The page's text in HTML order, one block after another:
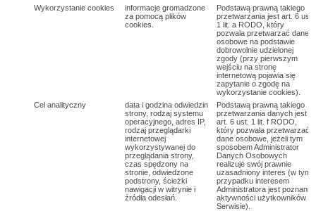
Wykorzystanie cookies
informacje gromadzone
za pomocą plików
cookies.
Podstawą prawną takiego
przetwarzania jest art. 6 ust.
1 lit. a RODO, który
pozwala przetwarzać dane
osobowe na podstawie
dobrowolnie udzielonej
zgody (przy pierwszym
wejściu na stronę
internetową pojawia się
zapytanie o zgodę na
wykorzystanie cookies).
Cel analityczny
data i godzina odwiedzin
strony, rodzaj systemu
operacyjnego, adres IP,
rodzaj przeglądarki
internetowej
wykorzystywanej do
przeglądania strony,
czas spędzony na
stronie, odwiedzone
podstrony, ścieżki
nawigacji w witrynie i
źródła odesłań.
Podstawą prawną takiego
przetwarzania danych jest
art. 6 ust. 1 lit. f RODO,
który pozwala przetwarzać
dane osobowe, jeżeli tym
sposobem Administrator
Danych Osobowych
realizuje swój prawnie
uzasadniony interes (w tym
przypadku interesem
Administratora jest poznanie
aktywności użytkowników w
Serwisie).